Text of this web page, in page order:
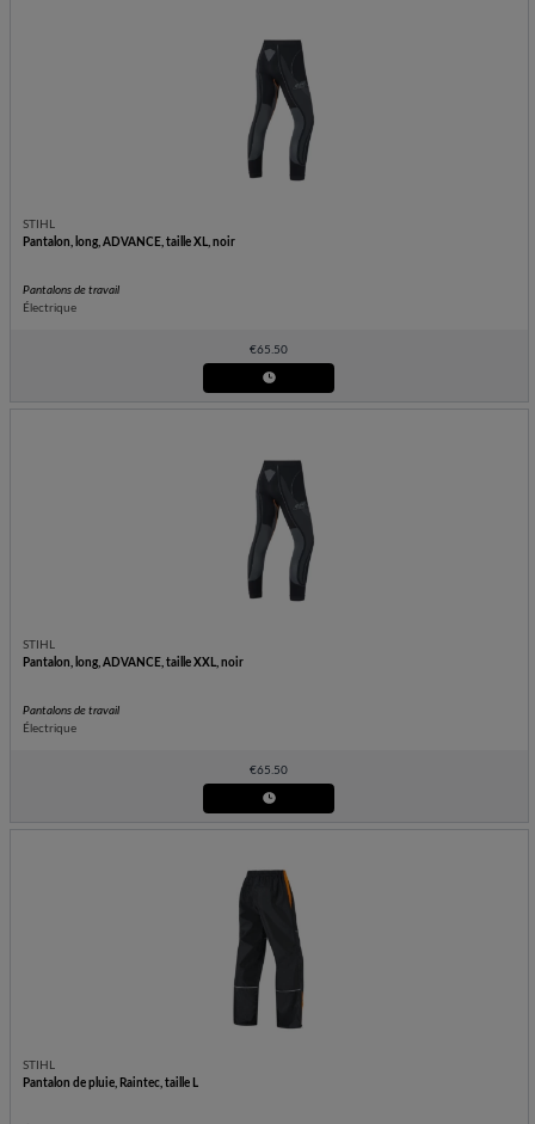
STIHL
Pantalon, long, ADVANCE, taille XL, noir
Pantalons de travail
Électrique
€65.50
STIHL
Pantalon, long, ADVANCE, taille XXL, noir
Pantalons de travail
Électrique
€65.50
STIHL
Pantalon de pluie, Raintec, taille L